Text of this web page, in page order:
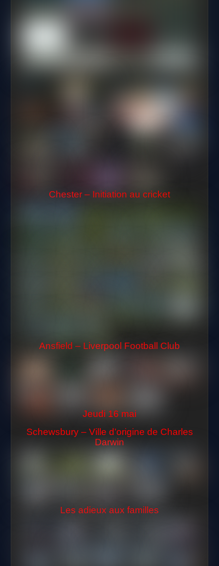
Chester – Initiation au cricket
Ansfield – Liverpool Football Club
Jeudi 16 mai
Schewsbury – Ville d’origine de Charles
Darwin
Les adieux aux familles